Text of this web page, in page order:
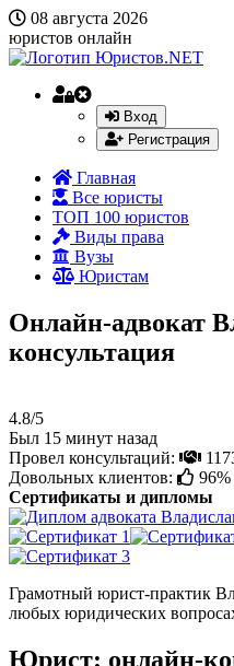
08 августа 2026
юристов онлайн
Вход
Регистрация
Главная
Все юристы
ТОП 100 юристов
Виды права
Вузы
Юристам
Онлайн-адвокат
консультация
4.8/5
Был 15 минут назад
Провел консультаций:
Довольных клиентов:
96%
Сертификаты и дипломы
Грамотный юрист-практик
любых юридических
Юрист: онлайн-